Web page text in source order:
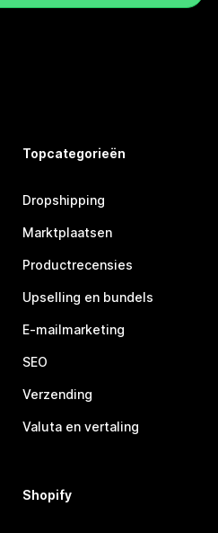
Topcategorieën
Dropshipping
Marktplaatsen
Productrecensies
Upselling en bundels
E-mailmarketing
SEO
Verzending
Valuta en vertaling
Shopify